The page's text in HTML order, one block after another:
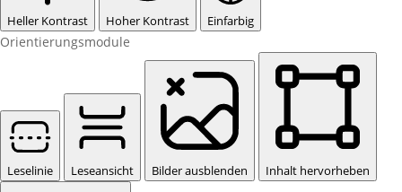
Heller Kontrast Hoher Kontrast Einfarbig
Orientierungsmodule
Leselinie Leseansicht Bilder ausblenden Inhalt hervorheben